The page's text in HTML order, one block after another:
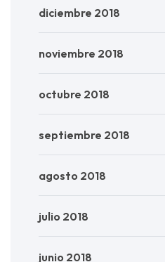
diciembre 2018
noviembre 2018
octubre 2018
septiembre 2018
agosto 2018
julio 2018
junio 2018